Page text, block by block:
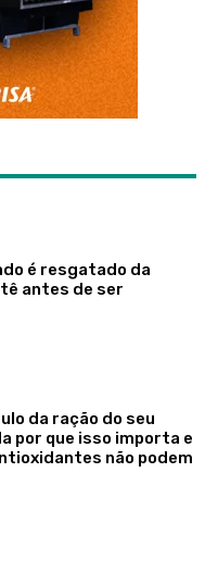
é resgatado da
antes de ser
da ração do seu
por que isso importa e
não podem